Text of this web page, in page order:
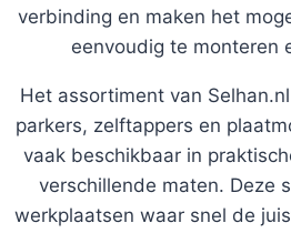
verbinding en maken het
eenvoudig te monteren
Het assortiment van
parkers, zelftappers en
vaak beschikbaar in
verschillende maten. Deze
werkplaatsen waar snel de